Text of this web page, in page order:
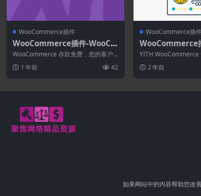
WooCommerce插件
WooCommerce插件-WooCo
mmerce Deposits 4.6.10
WooCommerce 存款免费，您的客户
款计...1 年前 42
WooCommerce插
WooCommerce
ooCommerce
ng Premium
YITH WooCommerce
2 年前
如果网站中的内容帮助您改